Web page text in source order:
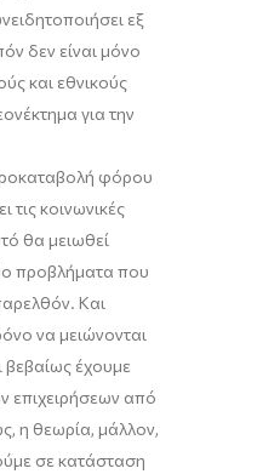
εξ
δεν είναι μόνο
και εθνικούς
για την
φόρου
τις κοινωνικές
θα μειωθεί
προβλήματα που
Και
να μειώνονται
βεβαίως έχουμε
επιχειρήσεων από
η θεωρία, μάλλον,
σε κατάσταση